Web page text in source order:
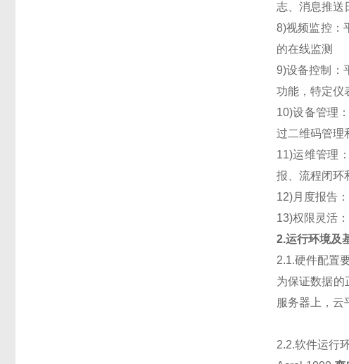
志、消息推送
8)视频监控：
的在线监测
9)设备控制：
功能，特定仪
10)设备管理
过二维码管理
11)运维管理
报、流程闭环
12)月度报告
13)权限灵活
2.运行环境及
2.1.硬件配置
为保证数据的
服务器上，云
2.2.软件运行